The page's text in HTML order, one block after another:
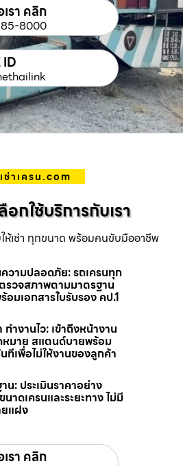
รา คลิก
8000
ID
ช่าเครน.com
อกใช้บริการกับเรา
ห้เช่า ทุกขนาด พร้อมคนขับมืออาชีพ
วามปลอดภัย: รถเครนทุก
รวจสภาพตามมาตรฐาน
อมเอกสารใบรับรอง คป.1
ำงานไว: เข้าถึงหน้างาน
หมาย สแตนด์บายพร้อม
เพื่อไม่ให้งานของลูกค้า
น: ประเมินราคาอย่าง
นาดเครนและระยะทาง ไม่มี
แฝง
รา คลิก